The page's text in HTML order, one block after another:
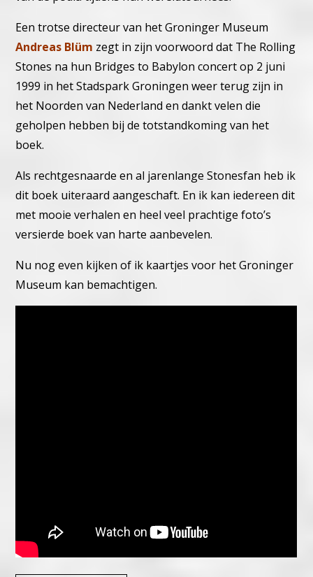
Een trotse directeur van het Groninger Museum
Andreas Blüm zegt in zijn voorwoord dat The Rolling
Stones na hun Bridges to Babylon concert op 2 juni
1999 in het Stadspark Groningen weer terug zijn in
het Noorden van Nederland en dankt velen die
geholpen hebben bij de totstandkoming van het
boek.
Als rechtgesnaarde en al jarenlange Stonesfan heb ik
dit boek uiteraard aangeschaft. En ik kan iedereen dit
met mooie verhalen en heel veel prachtige foto’s
versierde boek van harte aanbevelen.
Nu nog even kijken of ik kaartjes voor het Groninger
Museum kan bemachtigen.